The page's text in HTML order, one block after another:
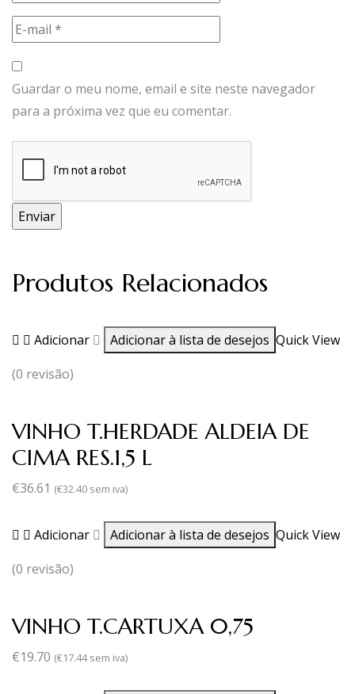
Guardar o meu nome, email e site neste navegador
para a próxima vez que eu comentar.
Produtos Relacionados
Adicionar Adicionar à lista de desejos Quick View
(0 revisão)
VINHO T.HERDADE ALDEIA DE
CIMA RES.1,5 L
€36.61 (€32.40 sem iva)
Adicionar Adicionar à lista de desejos Quick View
(0 revisão)
VINHO T.CARTUXA 0,75
€19.70 (€17.44sem iva)